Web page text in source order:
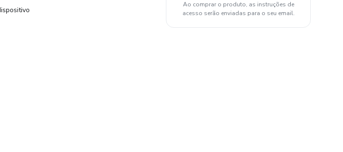
Ao comprar o produto, as instruções de
acesso serão enviadas para o seu email.